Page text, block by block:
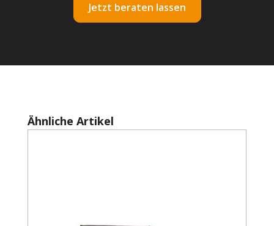
Jetzt beraten lassen
Produktgalerie überspringen
Ähnliche Artikel